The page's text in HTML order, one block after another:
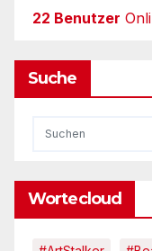
22 Benutzer
Suche
Wortecloud